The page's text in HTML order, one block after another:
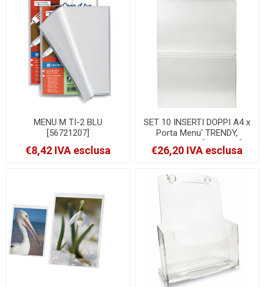
MENU M TI-2 BLU
[56721207]
€8,42 IVA esclusa
SET 10 INSERTI DOPPI A4 x
Porta Menu' TRENDY,
DESIGN, RIO [MC-TIA4]
€26,20 IVA esclusa